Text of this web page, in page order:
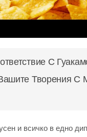
С
Творения С
и всичко в едно